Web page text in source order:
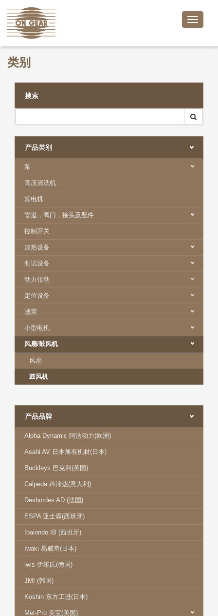
Toggle
类别
搜索
产品类别
泵
高压清洗机
发电机
管道，阀门，接头及配件
控制开关
加热设备
测试设备
动力传动
定位设备
减震
小型电机
风扇/鼓风机
风扇
鼓风机
产品品牌
Alpha Dynamic 阿法动力(欧洲)
Asahi AV 日本旭有机材(日本)
Buckleys 巴克利(英国)
Calpeda 科沛达(意大利)
Desbordes AD (法国)
ESPA 亚士霸(西班牙)
Ibaiondo IB (西班牙)
Iwaki 易威奇(日本)
iwis 伊维氏(德国)
JMI (韩国)
Koshin 东方工进(日本)
Met-Pro 美宝(美国)